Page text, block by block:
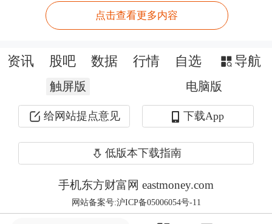
在2025年三季度IPO的A股企业中，截
至9月30日，超过100亿元市值的企业达
10家，其中有3家企业市值超过700亿
元，排在榜首的是华电新能，市值达到
2665.5亿元；排在第二的是屹唐股份，
动力，市值为742.12亿元。
这也是城市IPO榜单首次出现3家“大块
头”企业霸榜的情况。
点击查看更多内容
资讯 股吧 数据 行情 自选 导航
触屏版 电脑版
给网站提点意见 下载App
低版本下载指南
手机东方财富网 eastmoney.com
网站备案号:沪ICP备05006054号-11